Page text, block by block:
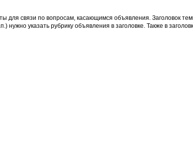
для связи по вопросам, касающимся объявления. Заголовок
указать рубрику объявления в заголовке. Также в